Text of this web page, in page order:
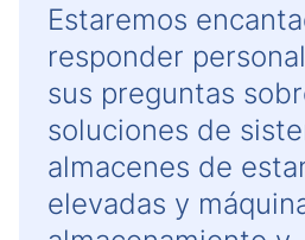
Estaremos
responder
sus preguntas
soluciones de
almacenes de
elevadas y